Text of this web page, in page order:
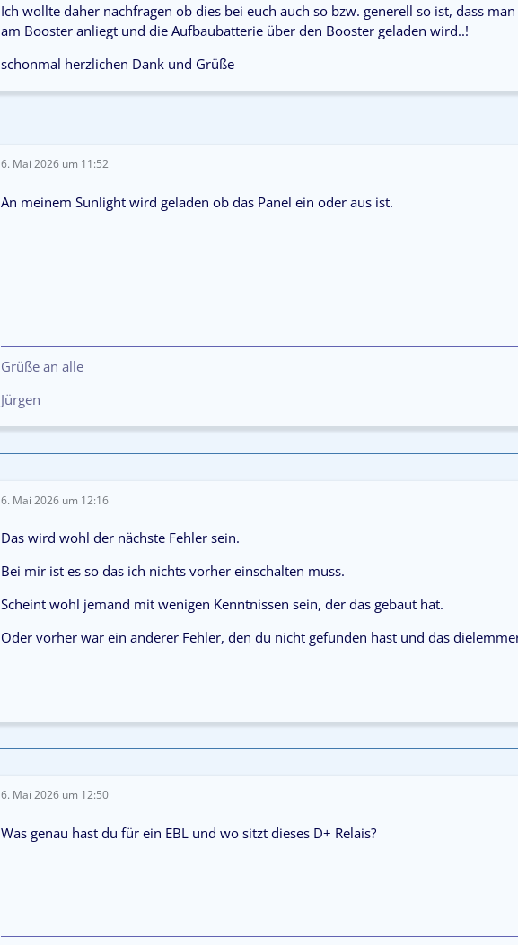
Ich wollte daher nachfragen ob dies bei euch auch so bzw. generell so ist, dass
am Booster anliegt und die Aufbaubatterie über den Booster geladen wird..!
schonmal herzlichen Dank und Grüße
6. Mai 2026 um 11:52
An meinem Sunlight wird geladen ob das Panel ein oder aus ist.
Grüße an alle
Jürgen
6. Mai 2026 um 12:16
Das wird wohl der nächste Fehler sein.
Bei mir ist es so das ich nichts vorher einschalten muss.
Scheint wohl jemand mit wenigen Kenntnissen sein, der das gebaut hat.
Oder vorher war ein anderer Fehler, den du nicht gefunden hast und das
6. Mai 2026 um 12:50
Was genau hast du für ein EBL und wo sitzt dieses D+ Relais?